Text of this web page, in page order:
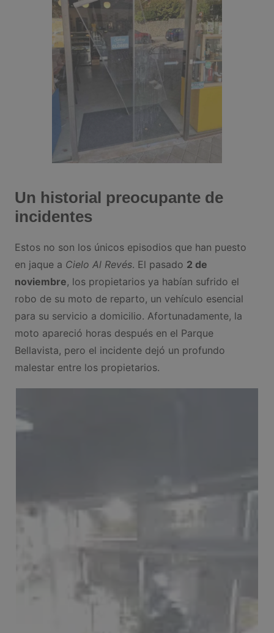
Un historial preocupante de
incidentes
Estos no son los únicos episodios que han puesto
en jaque a Cielo Al Revés. El pasado 2 de
noviembre, los propietarios ya habían sufrido el
robo de su moto de reparto, un vehículo esencial
para su servicio a domicilio. Afortunadamente, la
moto apareció horas después en el Parque
Bellavista, pero el incidente dejó un profundo
malestar entre los propietarios.